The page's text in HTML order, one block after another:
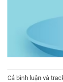
Cả bình luận và